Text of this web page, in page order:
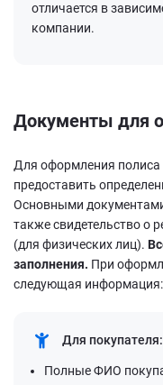
отличается в
компании.
Документы для
Для оформления
предоставить
Основными
также свидетельство о
(для физических лиц).
заполнения. При
следующая информация:
Для покупателя:
Полные ФИО